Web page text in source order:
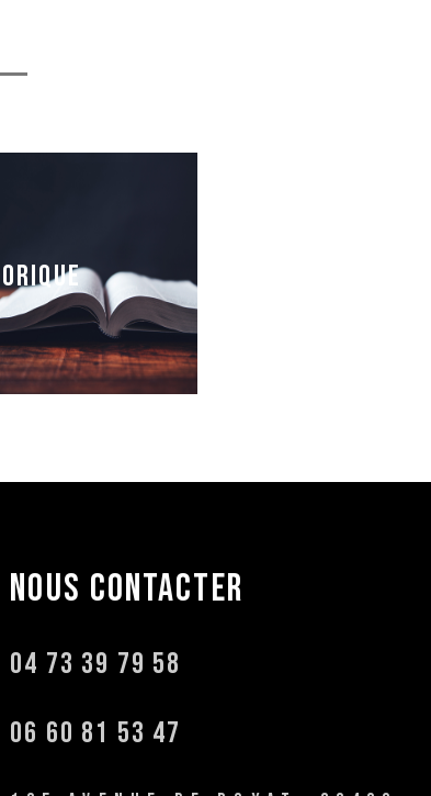
NOUS CONTACTER
04 73 39 79 58
06 60 81 53 47